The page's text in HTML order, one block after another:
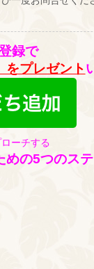
録で
をプレゼント
ーチする
めの5つのステ